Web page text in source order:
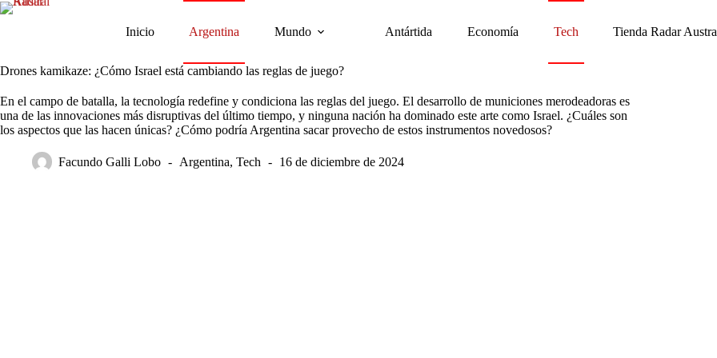
Saltar
Inicio Argentina Mundo Antártida Economía Tech Tienda Radar
Drones kamikaze: ¿Cómo Israel está cambiando las reglas de juego?
En el campo de batalla, la tecnología redefine y condiciona las reglas del juego. El desarrollo de municiones merodeadoras es
una de las innovaciones más disruptivas del último tiempo, y ninguna nación ha dominado este arte como Israel. ¿Cuáles son
los aspectos que las hacen únicas? ¿Cómo podría Argentina sacar provecho de estos instrumentos novedosos?
Facundo Galli Lobo Argentina, Tech 16 de diciembre de 2024